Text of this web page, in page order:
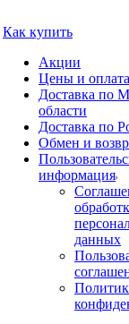
Как купить
Акции
Цены и оплата
Доставка по
области
Доставка по
Обмен и
информация
данных